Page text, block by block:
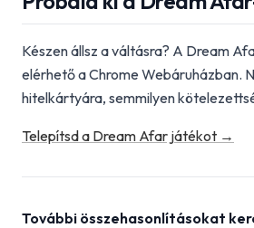
Készen állsz a váltásra? A Dream
elérhető a Chrome Webáruházban.
hitelkártyára, semmilyen
Telepítsd a Dream Afar játékot →
További összehasonlításokat